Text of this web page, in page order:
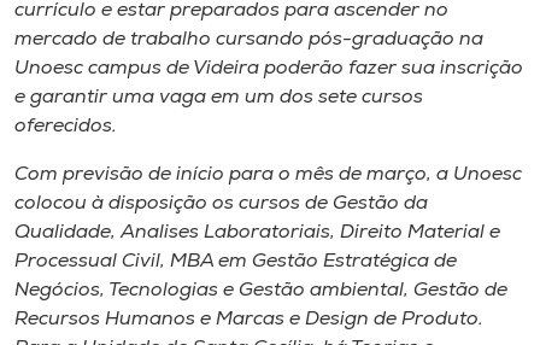
Cultura
CPA
Biblioteca
Editora
Rádio
currículo e estar preparados para ascender no
mercado de trabalho cursando pós-graduação na
Unoesc campus de Videira poderão fazer sua inscrição
e garantir uma vaga em um dos sete cursos
oferecidos.
Com previsão de início para o mês de março, a Unoesc
colocou à disposição os cursos de Gestão da
Qualidade, Analises Laboratoriais, Direito Material e
Processual Civil, MBA em Gestão Estratégica de
Negócios, Tecnologias e Gestão ambiental, Gestão de
Recursos Humanos e Marcas e Design de Produto.